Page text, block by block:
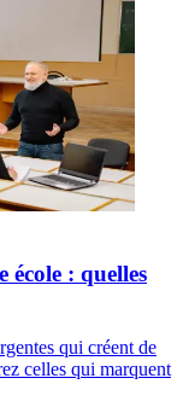
école : quelles
qui créent de
celles qui marquent